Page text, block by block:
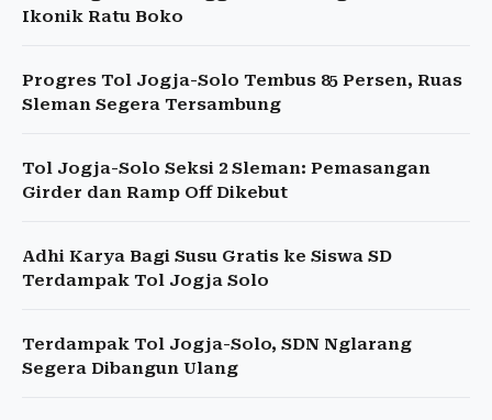
Ikonik Ratu Boko
Progres Tol Jogja-Solo Tembus 85 Persen, Ruas
Sleman Segera Tersambung
Tol Jogja-Solo Seksi 2 Sleman: Pemasangan
Girder dan Ramp Off Dikebut
Adhi Karya Bagi Susu Gratis ke Siswa SD
Terdampak Tol Jogja Solo
Terdampak Tol Jogja-Solo, SDN Nglarang
Segera Dibangun Ulang